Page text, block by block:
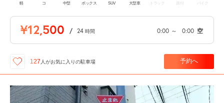
軽 コ 中型 ボックス SUV 大型車 トラック 原付 バイク
¥12,500 / 24 時間 0:00 ～ 0:00 空
127 人がお気に入りの駐車場 予約へ